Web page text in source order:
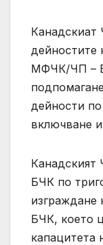
Канадскиат
дейностите
МФЧК/ЧП –
дейности
включване
Канадският
БЧК по
изграждане
БЧК, което
капацитета